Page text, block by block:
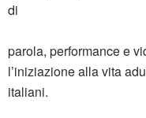
di
parola, performance e
l’iniziazione alla vita
italiani.